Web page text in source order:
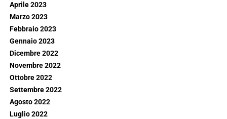
Aprile 2023
Marzo 2023
Febbraio 2023
Gennaio 2023
Dicembre 2022
Novembre 2022
Ottobre 2022
Settembre 2022
Agosto 2022
Luglio 2022